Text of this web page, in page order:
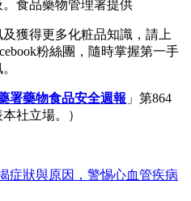
食品藥物管理署提供
獲得更多化粧品知識，請上
粉絲團，隨時掌握第一手
署藥物食品安全週報 」第864
社立場。）
症狀與原因，警惕心血管疾病